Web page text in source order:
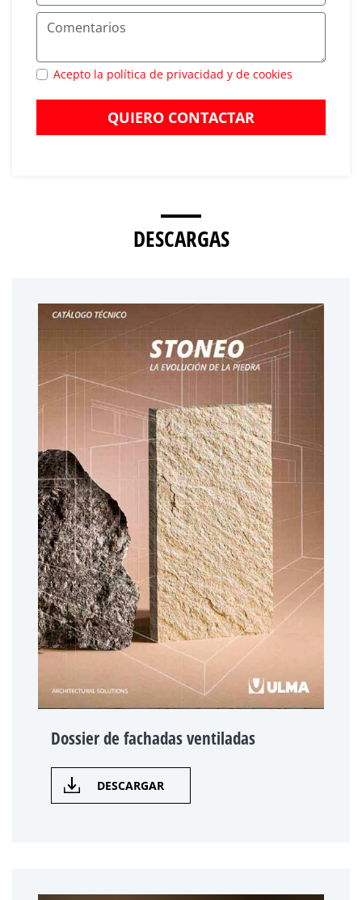
Acepto la política de privacidad y de cookies
QUIERO CONTACTAR
DESCARGAS
Dossier de fachadas ventiladas
DESCARGAR